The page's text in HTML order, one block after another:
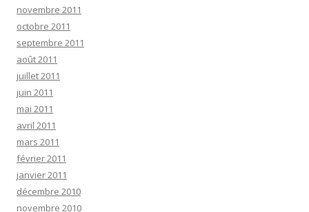
novembre 2011
octobre 2011
septembre 2011
août 2011
juillet 2011
juin 2011
mai 2011
avril 2011
mars 2011
février 2011
janvier 2011
décembre 2010
novembre 2010